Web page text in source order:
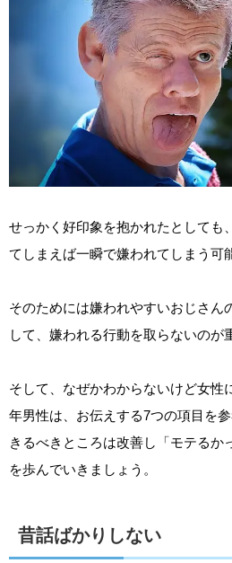
せっかく好印象を抱かれたとしても
てしまえば一瞬で嫌われてしまう可
そのためには嫌われやすいおじさん
して、嫌われる行動を取らないのが
そして、なぜかわからないけど女性
年男性は、お伝えする7つの項目を
きるべきところは改善し「モテるか
を歩んでいきましょう。
昔話ばかりしない